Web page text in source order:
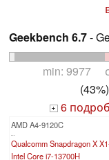
Geekbench 6.7-
min: 9977
(43%)
+ 6
AMD A4-9120C
...
Qualcomm Snapdragon X
Intel Core i7-13700H